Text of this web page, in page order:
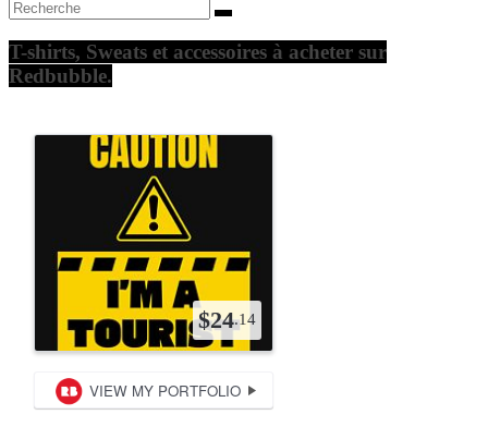
Twitter
T-shirts, Sweats et accessoires à acheter sur
Redbubble.